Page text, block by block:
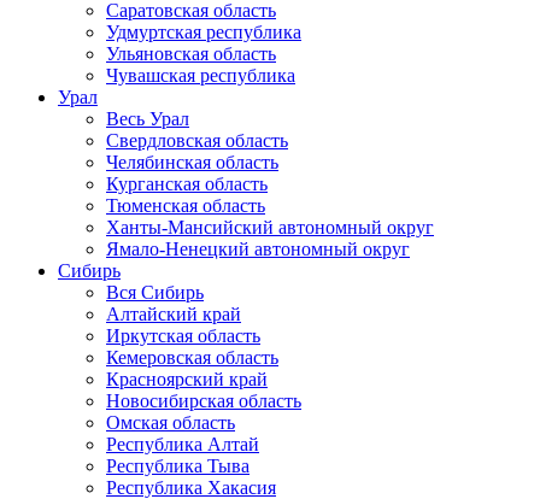
Саратовская область
Удмуртская республика
Ульяновская область
Чувашская республика
Урал
Весь Урал
Свердловская область
Челябинская область
Курганская область
Тюменская область
Ханты-Мансийский автономный округ
Ямало-Ненецкий автономный округ
Сибирь
Вся Сибирь
Алтайский край
Иркутская область
Кемеровская область
Красноярский край
Новосибирская область
Омская область
Республика Алтай
Республика Тыва
Республика Хакасия